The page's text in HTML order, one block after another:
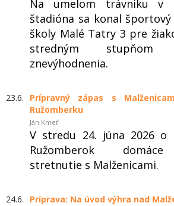
Na umelom trávniku v
štadióna sa konal športový
školy Malé Tatry 3 pre
stredným stupňom
znevýhodnenia.
23.6.
Prípravný zápas s
Ružomberku
Ján Kmeť
V stredu 24. júna 2026 o
Ružomberok
stretnutie s Malženicami.
24.6. Príprava: Na úvod výhra nad